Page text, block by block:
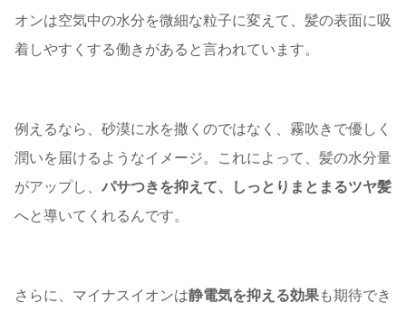
オンは空気中の水分を微細な粒子に変えて、髪の表面に吸
着しやすくする働きがあると言われています。
例えるなら、砂漠に水を撒くのではなく、霧吹きで優しく
潤いを届けるようなイメージ。これによって、髪の水分量
がアップし、 パサつきを抑えて、しっとりまとまるツヤ髪
へと導いてくれるんです。
さらに、マイナスイオンは静電気を抑える効果も期待でき